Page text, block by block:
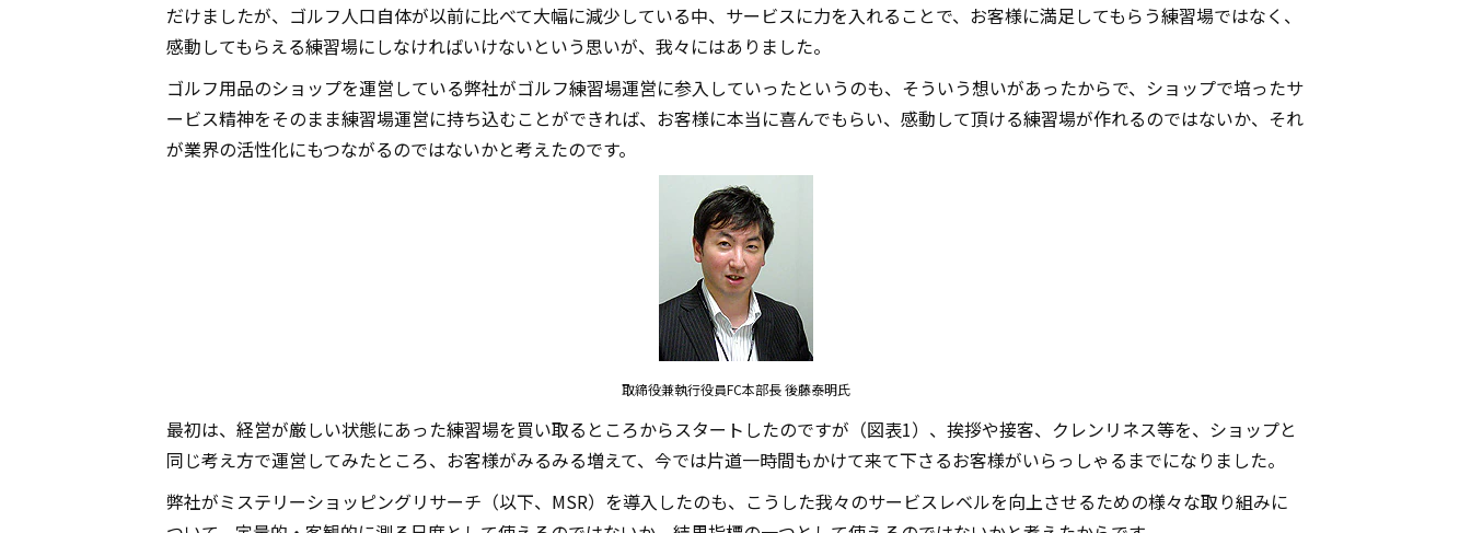
だけましたが、ゴルフ人口自体が以前に比べて大幅に減少している中、サービスに力を入れることで、お客様に満足してもらう練習場ではなく、
感動してもらえる練習場にしなければいけないという思いが、我々にはありました。
ゴルフ用品のショップを運営している弊社がゴルフ練習場運営に参入していったというのも、そういう想いがあったからで、ショップで培ったサ
ービス精神をそのまま練習場運営に持ち込むことができれば、お客様に本当に喜んでもらい、感動して頂ける練習場が作れるのではないか、それ
が業界の活性化にもつながるのではないかと考えたのです。
取締役兼執行役員FC本部長 後藤泰明氏
最初は、経営が厳しい状態にあった練習場を買い取るところからスタートしたのですが（図表1）、挨拶や接客、クレンリネス等を、ショップと
同じ考え方で運営してみたところ、お客様がみるみる増えて、今では片道一時間もかけて来て下さるお客様がいらっしゃるまでになりました。
弊社がミステリーショッピングリサーチ（以下、MSR）を導入したのも、こうした我々のサービスレベルを向上させるための様々な取り組みに